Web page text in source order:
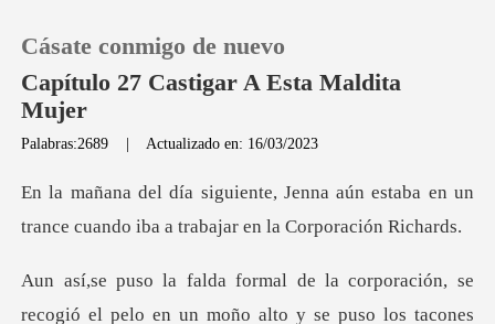
Recargar
Historia
Cásate conmigo de nuevo
Capítulo 27 Castigar A Esta Maldita
Mujer
Palabras:2689 | Actualizado en: 16/03/2023
aún estaba en un
trance cuando iba a
o alto y se puso los tacones